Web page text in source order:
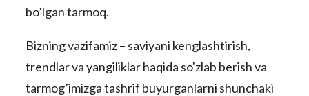
bo’lgan tarmoq.
Bizning vazifamiz – saviyani kenglashtirish,
trendlar va yangiliklar haqida so'zlab berish va
tarmog’imizga tashrif buyurganlarni shunchaki